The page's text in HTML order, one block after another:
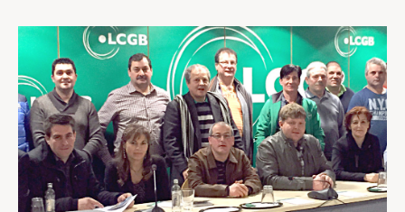
Assistance en vie privée
Développement professionnel
Devenir Membre